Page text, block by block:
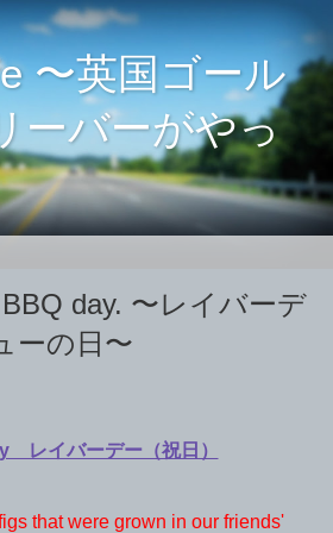
〜英国ゴール
ーバーがやっ
day. 〜レイバーデ
ーの日〜
レイバーデー（祝日）
that were grown in our friends'